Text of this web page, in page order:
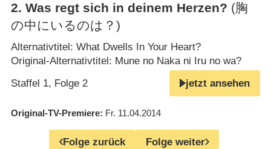
2. Was regt sich in deinem Herzen? (胸
の中にいるのは？)
Alternativtitel: What Dwells In Your Heart?
Original-Alternativtitel: Mune no Naka ni Iru no wa?
Staffel 1, Folge 2
jetzt ansehen
Original-TV-Premiere Fr. 11.04.2014
Folge zurück Folge weiter